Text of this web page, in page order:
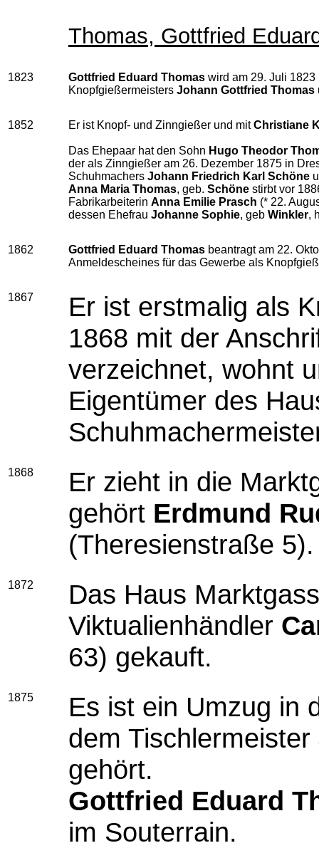
Thomas, Gottfried
1823 Gottfried Eduard Thomas wird am 29. Juli
Knopfgießermeisters Johann Gottfried Thomas
1852 Er ist Knopf- und Zinngießer und mitChristiane
Das Ehepaar hat den Sohn Hugo Theodor
der als Zinngießer am 26. Dezember 1875 in
Schuhmachers Johann Friedrich Karl Schöne
Anna Maria Thomas, geb. Schöne stirbt vor
Fabrikarbeiterin Anna Emilie Prasch (* 22.
dessen Ehefrau Johanne Sophie, geb Winkler,
1862 Gottfried Eduard Thomas beantragt am 22.
Anmeldescheines für das Gewerbe als
1867
Er ist erstmalig als
1868 mit der
verzeichnet, wohnt
Eigentümer des
1868
Er zieht in die
gehört Erdmund
(Theresienstraße 5).
1872
Das Haus
Viktualienhändler
63) gekauft.
1875
Es ist ein Umzug in
dem Tischlermeister
gehört.
Gottfried Eduard
im Souterrain.